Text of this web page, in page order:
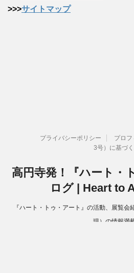
>>>サイトマップ
プライバシーポリシー プロフ
3号）に基づ
高円寺発！『ハート・
ログ | Heart to
『ハート・トゥ・アート』の活動、展覧
現）の情報満